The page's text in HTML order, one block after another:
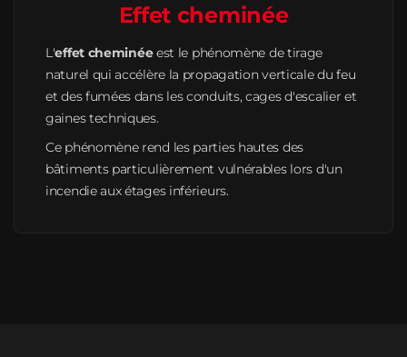
Effet cheminée
L'effet cheminéeest le phénomène de tirage
naturel qui accélère la propagation verticale du feu
et des fumées dans les conduits, cages d'escalier et
gaines techniques.
Ce phénomène rend les parties hautes des
bâtiments particulièrement vulnérables lors d'un
incendie aux étages inférieurs.